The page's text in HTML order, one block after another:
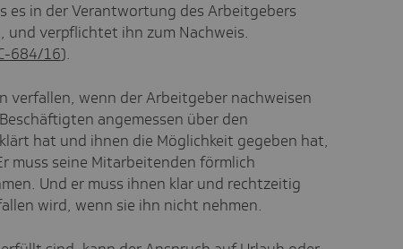
es in der Verantwortung des Arbeitgebers
und verpflichtet ihn zum Nachweis.
684/16).
verfallen, wenn der Arbeitgeber nachweisen
angemessen über den
hat und ihnen die Möglichkeit gegeben hat,
muss seine Mitarbeitenden förmlich
Und er muss ihnen klar und rechtzeitig
wird, wenn sie ihn nicht nehmen.